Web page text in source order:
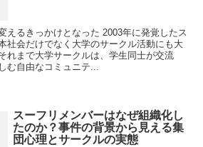
えるきっかけとなった 2003年に発覚したス
社会だけでなく大学のサークル活動にも大
れまで大学サークルは、学生同士が交流
む自由なコミュニテ...
スーフリメンバーはなぜ組織化し
たのか？事件の背景から見える集
団心理とサークルの実態